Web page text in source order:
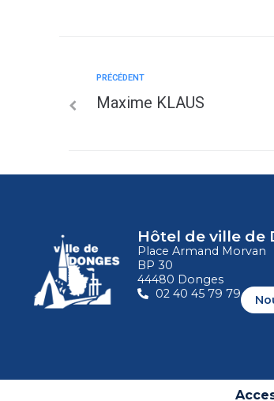
PRÉCÉDENT
Maxime KLAUS
Hôtel de ville de
Place Armand Morvan
BP 30
44480 Donges
02 40 45 79 79